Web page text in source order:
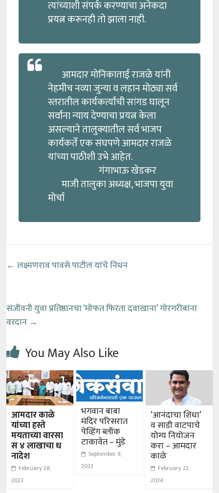
त्यांच्याशी संपर्क करण्याचा अनेकदा
प्रयत्न करूनही तो झाला नाही.
आमदार मोनिकाताई राजळे यांनी
नेहमीच नव्या जुन्या व लहान मोठ्या सर्व
स्तरातील कार्यकर्त्यांची सांगड घालून
सर्वांना न्याय देण्याचा प्रयत्न केला
असल्याने तालुक्यातील सर्व भाजप
कार्यकर्ते एक संघपणे आमदार राजळे
यांच्या पाठीशी उभे आहेत.
गंगाभाऊ खेडकर
माजी तालुका अध्यक्ष, भाजपा युवा
मोर्चा
← लक्ष्मणराव पावसे पाटील यांचे निधन
संजीवनी युवा प्रतिष्ठानचा ‘मोफत फिरता दवाखाना’ गोरगरीबांना
वरदान →
You May Also Like
आमदार काळे
यांच्या हस्ते
मयताच्या वारसा
स ४ लाखाचा ध
नादेश
February 28,
2023
भगवान बाबा
मंदिर परिसरात
पेव्हिंग ब्लॉक
टाकावेत – मुंडे
September 9,
2023
‘आनंदाचा शिधा’
व साडी वाटपाचे
योग्य नियोजन
करा – आमदार
काळे
February 22,
2024